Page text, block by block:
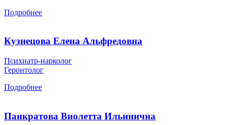
Подробнее
Кузнецова Елена Альфредовна
Психиатр-нарколог
Геронтолог
Подробнее
Панкратова Виолетта Ильинична